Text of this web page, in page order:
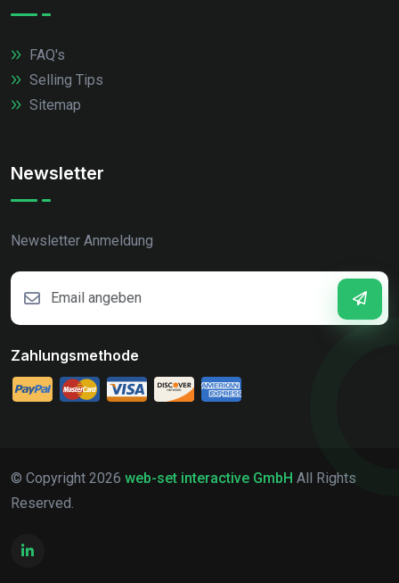
FAQ's
Selling Tips
Sitemap
Newsletter
Newsletter Anmeldung
Zahlungsmethode
© Copyright 2026 web-set interactive GmbH All Rights
Reserved.